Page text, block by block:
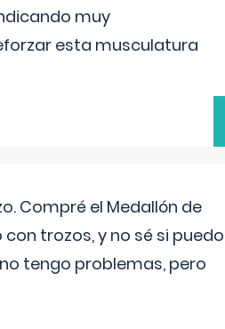
muy
esta musculatura
Compré el Medallón de
trozos, y no sé si puedo
tengo problemas, pero